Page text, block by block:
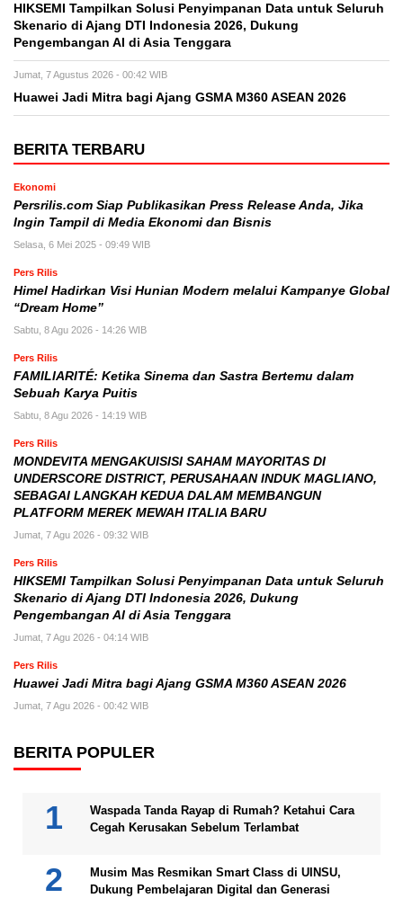
HIKSEMI Tampilkan Solusi Penyimpanan Data untuk Seluruh
Skenario di Ajang DTI Indonesia 2026, Dukung
Pengembangan AI di Asia Tenggara
Jumat, 7 Agustus 2026 - 00:42 WIB
Huawei Jadi Mitra bagi Ajang GSMA M360 ASEAN 2026
BERITA TERBARU
Ekonomi
Persrilis.com Siap Publikasikan Press Release Anda, Jika
Ingin Tampil di Media Ekonomi dan Bisnis
Selasa, 6 Mei 2025 - 09:49 WIB
Pers Rilis
Himel Hadirkan Visi Hunian Modern melalui Kampanye Global
“Dream Home”
Sabtu, 8 Agu 2026 - 14:26 WIB
Pers Rilis
FAMILIARITÉ: Ketika Sinema dan Sastra Bertemu dalam
Sebuah Karya Puitis
Sabtu, 8 Agu 2026 - 14:19 WIB
Pers Rilis
MONDEVITA MENGAKUISISI SAHAM MAYORITAS DI
UNDERSCORE DISTRICT, PERUSAHAAN INDUK MAGLIANO,
SEBAGAI LANGKAH KEDUA DALAM MEMBANGUN
PLATFORM MEREK MEWAH ITALIA BARU
Jumat, 7 Agu 2026 - 09:32 WIB
Pers Rilis
HIKSEMI Tampilkan Solusi Penyimpanan Data untuk Seluruh
Skenario di Ajang DTI Indonesia 2026, Dukung
Pengembangan AI di Asia Tenggara
Jumat, 7 Agu 2026 - 04:14 WIB
Pers Rilis
Huawei Jadi Mitra bagi Ajang GSMA M360 ASEAN 2026
Jumat, 7 Agu 2026 - 00:42 WIB
BERITA POPULER
Waspada Tanda Rayap di Rumah? Ketahui Cara
Cegah Kerusakan Sebelum Terlambat
Musim Mas Resmikan Smart Class di UINSU,
Dukung Pembelajaran Digital dan Generasi